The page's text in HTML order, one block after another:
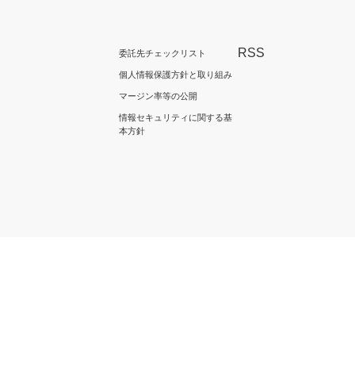
委託先チェックリスト
個人情報保護方針と取り組み
マージン率等の公開
情報セキュリティに関する基
本方針
RSS